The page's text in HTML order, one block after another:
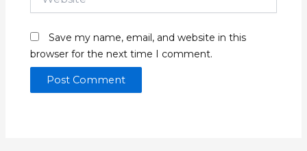
Save my name, email, and website in this
browser for the next time I comment.